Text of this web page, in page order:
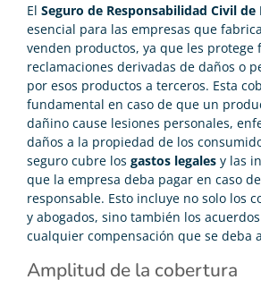
El Seguro de Responsabilidad Civil
esencial para las empresas que
venden productos, ya que les protege
reclamaciones derivadas de daños o
por esos productos a terceros. Esta
fundamental en caso de que un
dañino cause lesiones personales,
daños a la propiedad de los
seguro cubre los gastos legales y las
que la empresa deba pagar en caso
responsable. Esto incluye no solo los
y abogados, sino también los
cualquier compensación que se deba
Amplitud de la cobertura